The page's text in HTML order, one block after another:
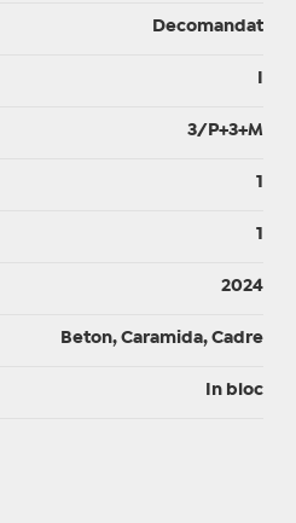
Decomandat
3/P+3+M
1
1
2024
Beton, Caramida, Cadre
In bloc